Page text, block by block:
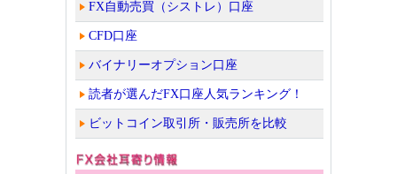
FX自動売買（シストレ）口座
CFD口座
バイナリーオプション口座
読者が選んだFX口座人気ランキング！
ビットコイン取引所・販売所を比較